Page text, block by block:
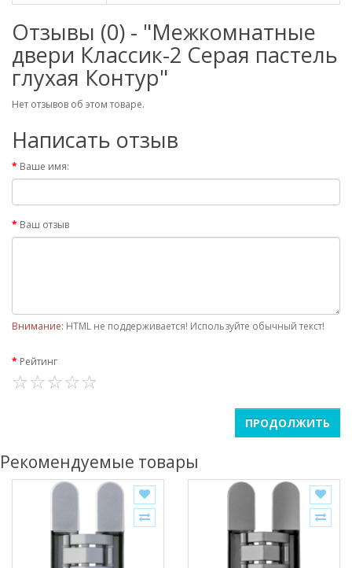
Отзывы (0) - "Межкомнатные
двери Классик-2 Серая пастель
глухая Контур"
Нет отзывов об этом товаре.
Написать отзыв
Ваше имя:
Ваш отзыв
Внимание: HTML не поддерживается! Используйте обычный текст!
Рейтинг
ПРОДОЛЖИТЬ
Рекомендуемые товары